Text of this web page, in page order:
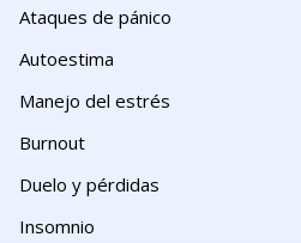
Ataques de pánico
Autoestima
Manejo del estrés
Burnout
Duelo y pérdidas
Insomnio